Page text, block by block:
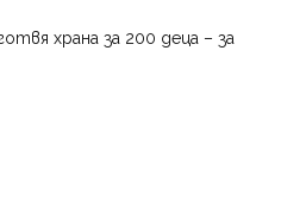
храна за 200 деца – за